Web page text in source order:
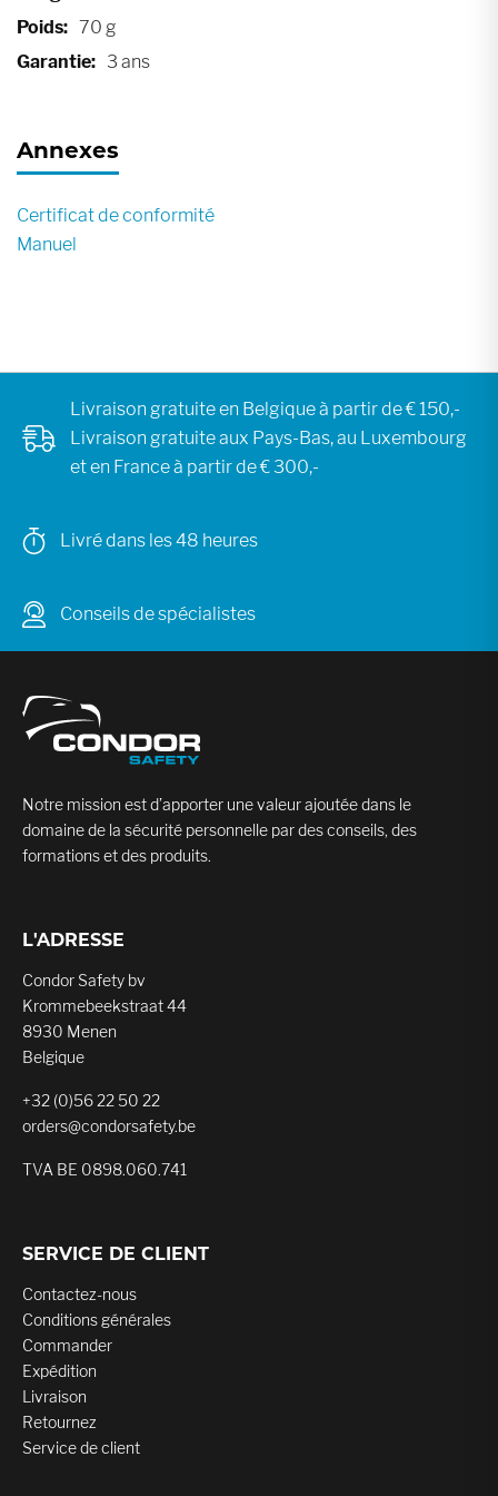
70 g
3 ans
Annexes
Certificat de conformité
Manuel
Livraison gratuite en Belgique à partir de € 150,-
Livraison gratuite aux Pays-Bas, au Luxembourg
et en France à partir de € 300,-
Livré dans les 48 heures
Conseils de spécialistes
Notre mission est d’apporter une valeur ajoutée dans le
domaine de la sécurité personnelle par des conseils, des
formations et des produits.
L'ADRESSE
Condor Safety bv
Krommebeekstraat 44
8930 Menen
Belgique
+32 (0)56 22 50 22
orders@condorsafety.be
TVA BE 0898.060.741
SERVICE DE CLIENT
Contactez-nous
Conditions générales
Commander
Expédition
Livraison
Retournez
Service de client